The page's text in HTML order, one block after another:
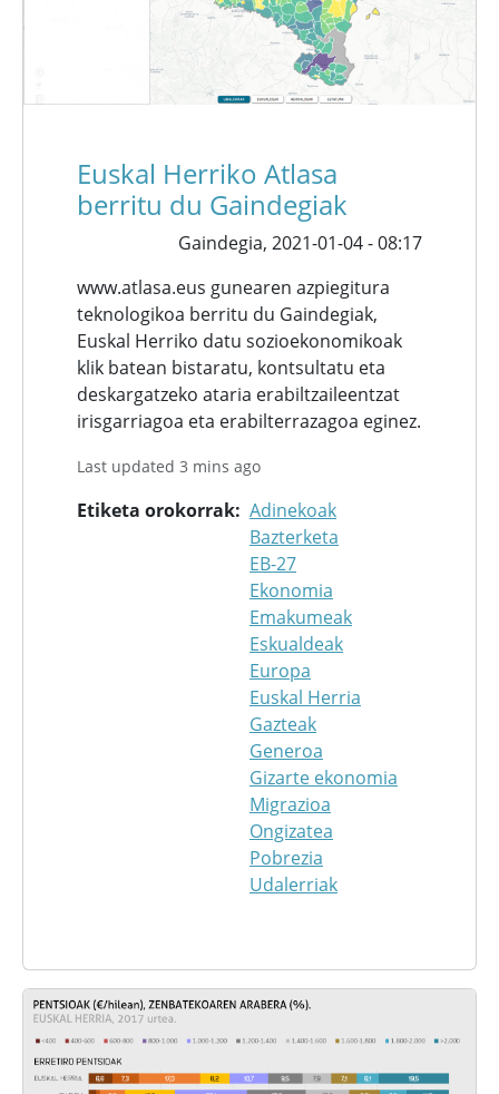
Euskal Herriko Atlasa
berritu du Gaindegiak
Gaindegia, 2021-01-04 - 08:17
www.atlasa.eus gunearen azpiegitura
teknologikoa berritu du Gaindegiak,
Euskal Herriko datu sozioekonomikoak
klik batean bistaratu, kontsultatu eta
deskargatzeko ataria erabiltzaileentzat
irisgarriagoa eta erabilterrazagoa eginez.
Last updated 3 mins ago
Etiketa orokorrak Adinekoak
Bazterketa
EB-27
Ekonomia
Emakumeak
Eskualdeak
Europa
Euskal Herria
Gazteak
Generoa
Gizarte ekonomia
Migrazioa
Ongizatea
Pobrezia
Udalerriak